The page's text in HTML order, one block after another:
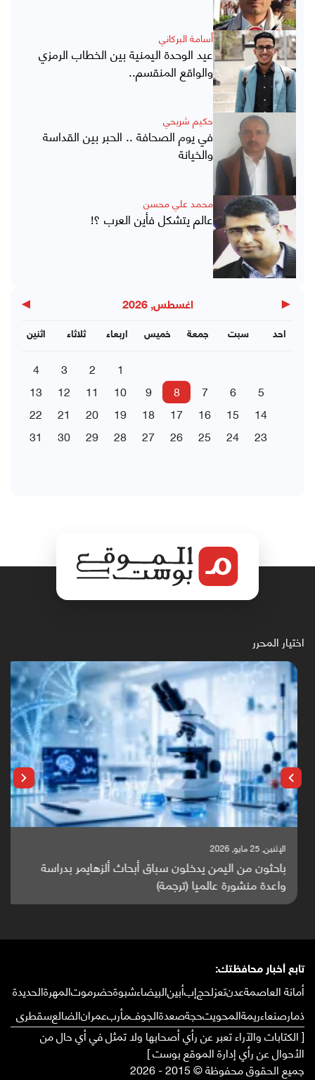
أسامة البركاني
عيد الوحدة اليمنية بين الخطاب الرمزي
والواقع المنقسم..
حكيم شريحي
في يوم الصحافة .. الحبر بين القداسة
والخيانة
محمد علي محسن
عالم يتشكل فأين العرب ؟!
◀ اغسطس, 2026 ▶
اثنين ثلاثاء اربعاء خميس جمعة سبت احد
1
2
3
4
5
6
7
8
9
10
11
12
13
14
15
16
17
18
19
20
21
22
23
24
25
26
27
28
29
30
31
اختيار المحرر
الإثنين, 25 مايو, 2026
باحثون من اليمن يدخلون سباق أبحاث ألزهايمر بدراسة
واعدة منشورة عالميا (ترجمة)
تابع أخبار محافظتك:
أمانة العاصمةعدنتعزلحجإبأبينالبيضاءشبوةحضرموتالمهرةالحديدة
ذمارصنعاءريمةالمحويتحجةصعدةالجوفمأربعمرانالضالعسقطرى
[ الكتابات والآراء تعبر عن رأي أصحابها ولا تمثل في أي حال من
الأحوال عن رأي إدارة الموقع بوست ]
جميع الحقوق محفوظة © 2015 - 2026